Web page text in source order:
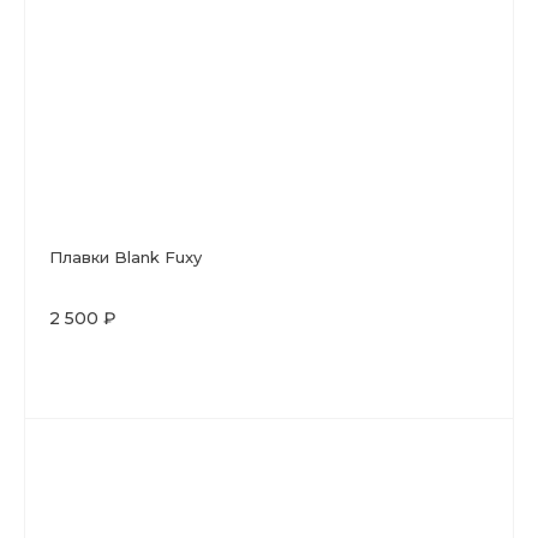
Плавки Blank Fuxy
2 500 ₽